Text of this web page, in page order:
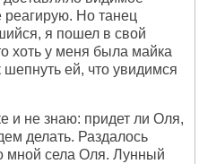
реагирую. Но танец
я пошел в свой
хоть у меня была майка
ей, что увидимся
и не знаю: придет ли Оля,
делать. Раздалось
мной села Оля. Лунный